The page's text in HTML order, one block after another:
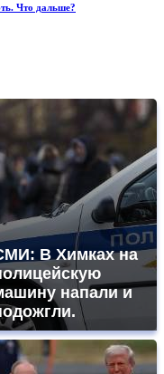
Что дальше?
В Химках на
напали и